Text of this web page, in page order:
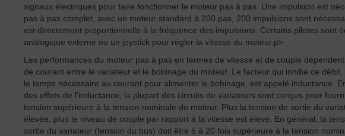
signaux électriques pour faire fonctionner le moteur pas à pas. Une impulsion est
pas à pas complet, avec un moteur standard à 200 pas, 200 impulsions sont
est directement proportionnelle à la fréquence des impulsions. Certains pilotes sont
analogique externe ou un joystick pour régler la vitesse du moteur.p>
Les performances du moteur pas à pas en termes de vitesse et de couple
de courant entre le variateur et le bobinage du moteur. Le facteur qui inhibe ce débit,
le temps nécessaire au courant pour alimenter le bobinage, est appelé inductance.
des effets de l'inductance, la plupart des circuits de variateurs sont conçus pour
tension supérieure à la tension nominale du moteur. Plus la tension de sortie du
élevée, plus le niveau de couple par rapport à la vitesse est élevé. En général, la
sortie du variateur (tension du bus) doit être 5 à 20 fois supérieure à la tension